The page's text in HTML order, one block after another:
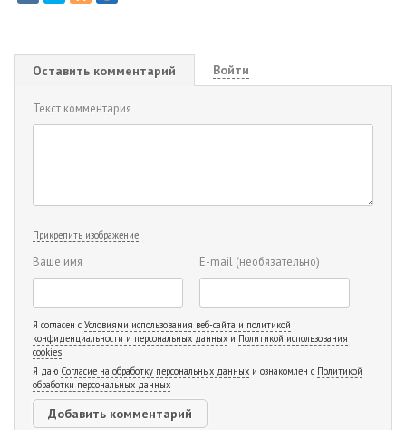
Оставить комментарий Войти
Текст комментария
Прикрепить изображение
Ваше имя E-mail (необязательно)
Я согласен с Условиями использования веб-сайта и политикой
конфиденциальности и персональных данных и Политикой использования
cookies
Я даю Согласие на обработку персональных данных и ознакомлен с Политикой
обработки персональных данных